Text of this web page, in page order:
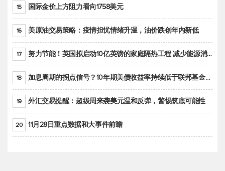
15 国际金价上方阻力看向1758美元
16 美原油交易策略：疫情担忧情绪升温，油价跌创年内新低
17 努力节能！英国拟启动10亿英镑的家庭隔热工程 减少能源消耗
18 加息周期的拐点信号？10年期美债收益率持续低于联邦基金利率目标区间
19 外汇交易提醒：超级周来袭美元温和反弹，警惕筑底可能性
20 11月28日重点数据和大事件前瞻